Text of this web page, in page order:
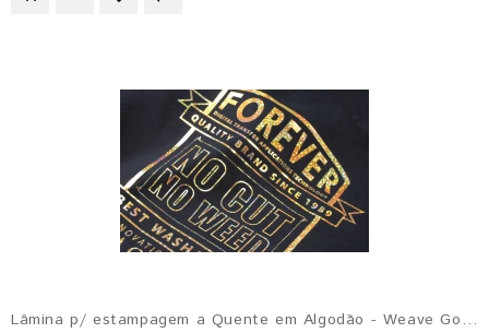
Lâmina p/ estampagem a Quente em Algodão - Weave Gold...